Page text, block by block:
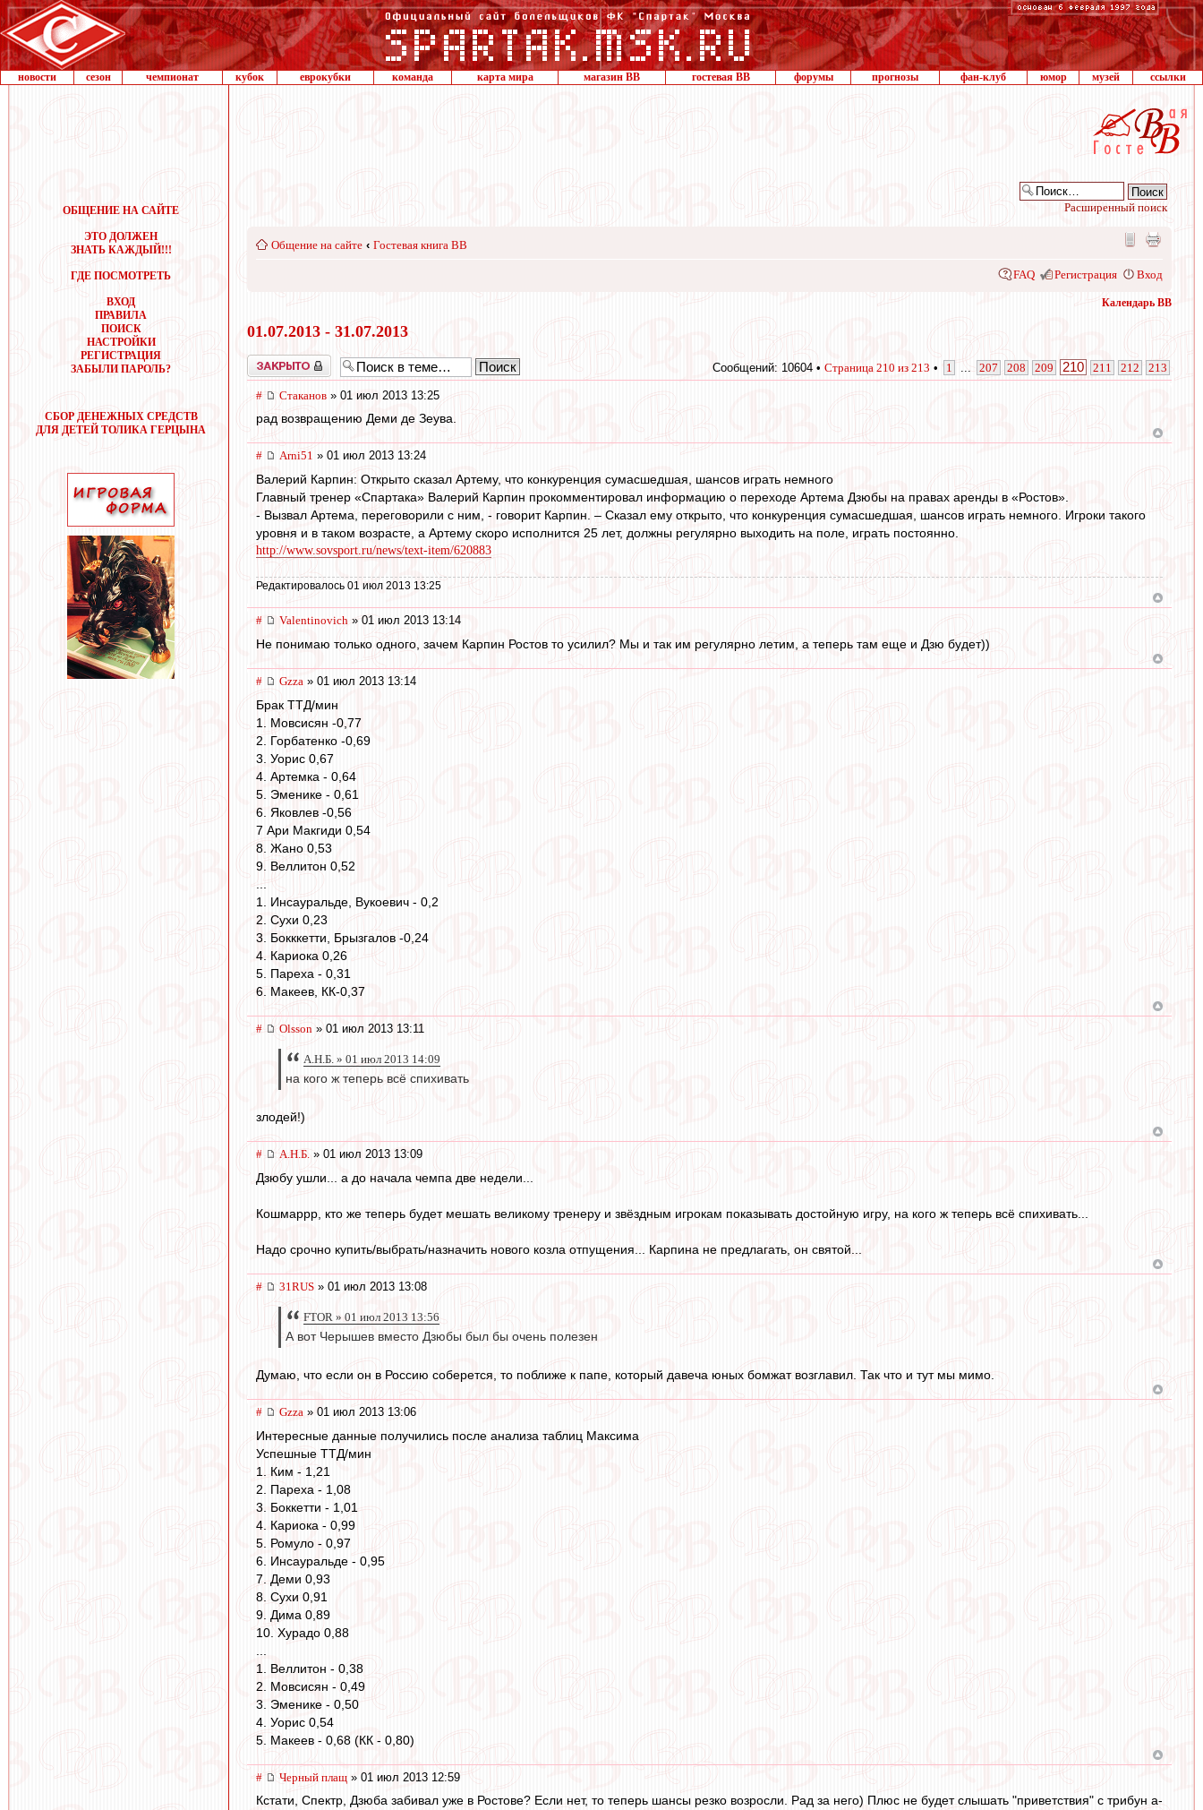
новости сезон чемпионат кубок еврокубки команда карта мира магазин ВВ гостевая ВВ форумы прогнозы фан-клуб юмор музей ссылки
ОБЩЕНИЕ НА САЙТЕ
ЭТО ДОЛЖЕН
ЗНАТЬ КАЖДЫЙ!!!
ГДЕ ПОСМОТРЕТЬ
ВХОД
ПРАВИЛА
ПОИСК
НАСТРОЙКИ
РЕГИСТРАЦИЯ
ЗАБЫЛИ ПАРОЛЬ?
СБОР ДЕНЕЖНЫХ СРЕДСТВ
ДЛЯ ДЕТЕЙ ТОЛИКА ГЕРЦЫНА
Расширенный поиск
Общение на сайте ‹ Гостевая книга ВВ
FAQ Регистрация Вход
Календарь ВВ
01.07.2013 - 31.07.2013
Закрыто Сообщений: 10604 • Страница 210 из 213 • 1 207 208 209 210 211 212 213
# Cтаканов » 01 июл 2013 13:25
рад возвращению Деми де Зеува.
# Arni51 » 01 июл 2013 13:24
Валерий Карпин: Открыто сказал Артему, что конкуренция сумасшедшая, шансов играть немного
Главный тренер «Спартака» Валерий Карпин прокомментировал информацию о переходе Артема Дзюбы на правах аренды в «Ростов».
- Вызвал Артема, переговорили с ним, - говорит Карпин. – Сказал ему открыто, что конкуренция сумасшедшая, шансов играть немного. Игроки такого
уровня и в таком возрасте, а Артему скоро исполнится 25 лет, должны регулярно выходить на поле, играть постоянно.
http://www.sovsport.ru/news/text-item/620883
Редактировалось 01 июл 2013 13:25
# Valentinovich » 01 июл 2013 13:14
Не понимаю только одного, зачем Карпин Ростов то усилил? Мы и так им регулярно летим, а теперь там еще и Дзю будет))
# Gzza » 01 июл 2013 13:14
Брак ТТД/мин
1. Мовсисян -0,77
2. Горбатенко -0,69
3. Уорис 0,67
4. Артемка - 0,64
5. Эменике - 0,61
6. Яковлев -0,56
7 Ари Макгиди 0,54
8. Жано 0,53
9. Веллитон 0,52
1. Инсауральде, Вукоевич - 0,2
2. Сухи 0,23
3. Бокккетти, Брызгалов -0,24
4. Кариока 0,26
5. Пареха - 0,31
6. Макеев, КК-0,37
# Olsson » 01 июл 2013 13:11
А.Н.Б. » 01 июл 2013 14:09
на кого ж теперь всё спихивать
злодей!)
# А.Н.Б. » 01 июл 2013 13:09
Дзюбу ушли... а до начала чемпа две недели...
Кошмаррр, кто же теперь будет мешать великому тренеру и звёздным игрокам показывать достойную игру, на кого ж теперь всё спихивать...
Надо срочно купить/выбрать/назначить нового козла отпущения... Карпина не предлагать, он святой...
# 31RUS » 01 июл 2013 13:08
FTOR » 01 июл 2013 13:56
А вот Черышев вместо Дзюбы был бы очень полезен
Думаю, что если он в Россию соберется, то поближе к папе, который давеча юных бомжат возглавил. Так что и тут мы мимо.
# Gzza » 01 июл 2013 13:06
Интересные данные получились после анализа таблиц Максима
Успешные ТТД/мин
1. Ким - 1,21
2. Пареха - 1,08
3. Боккетти - 1,01
4. Кариока - 0,99
5. Ромуло - 0,97
6. Инсауральде - 0,95
7. Деми 0,93
8. Сухи 0,91
9. Дима 0,89
10. Хурадо 0,88
1. Веллитон - 0,38
2. Мовсисян - 0,49
3. Эменике - 0,50
4. Уорис 0,54
5. Макеев - 0,68 (КК - 0,80)
# Черный плащ » 01 июл 2013 12:59
Кстати, Спектр, Дзюба забивал уже в Ростове? Если нет, то теперь шансы резко возросли. Рад за него) Плюс не будет слышать "приветствия" с трибун а-